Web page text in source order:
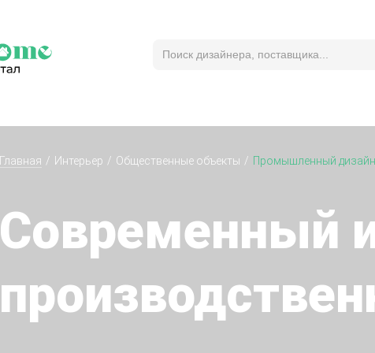
Главная Интерьер Общественные объекты Промышленный дизайн
Современный